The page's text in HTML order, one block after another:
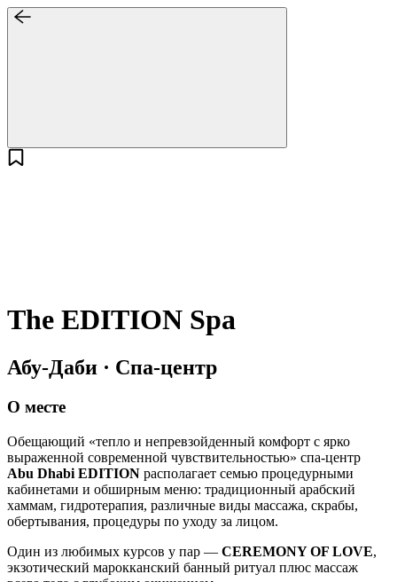
The EDITION Spa
Абу-Даби · Спа-центр
О месте
Обещающий «тепло и непревзойденный комфорт с ярко
выраженной современной чувствительностью» спа-центр
Abu Dhabi EDITION располагает семью процедурными
кабинетами и обширным меню: традиционный арабский
хаммам, гидротерапия, различные виды массажа, скрабы,
обертывания, процедуры по уходу за лицом.
Один из любимых курсов у пар — CEREMONY OF LOVE,
экзотический марокканский банный ритуал плюс массаж